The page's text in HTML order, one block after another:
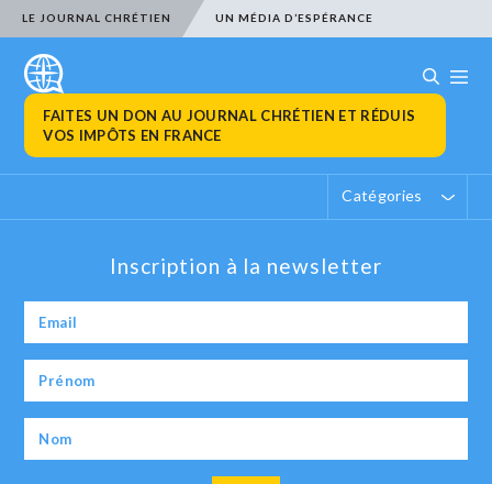
LE JOURNAL CHRÉTIEN UN MÉDIA D’ESPÉRANCE
FAITES UN DON AU JOURNAL CHRÉTIEN ET RÉDUIS
VOS IMPÔTS EN FRANCE
Catégories
Inscription à la newsletter